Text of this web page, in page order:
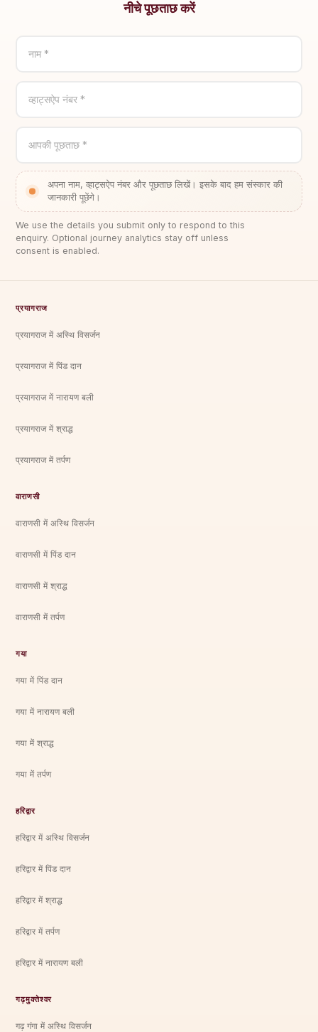
नीचे पूछताछ करें
नाम *
व्हाट्सऐप नंबर *
आपकी पूछताछ *
अपना नाम, व्हाट्सऐप नंबर और पूछताछ लिखें। इसके बाद हम संस्कार की
जानकारी पूछेंगे।
We use the details you submit only to respond to this
enquiry. Optional journey analytics stay off unless
consent is enabled.
प्रयागराज
प्रयागराज में अस्थि विसर्जन
प्रयागराज में पिंड दान
प्रयागराज में नारायण बली
प्रयागराज में श्राद्ध
प्रयागराज में तर्पण
वाराणसी
वाराणसी में अस्थि विसर्जन
वाराणसी में पिंड दान
वाराणसी में श्राद्ध
वाराणसी में तर्पण
गया
गया में पिंड दान
गया में नारायण बली
गया में श्राद्ध
गया में तर्पण
हरिद्वार
हरिद्वार में अस्थि विसर्जन
हरिद्वार में पिंड दान
हरिद्वार में श्राद्ध
हरिद्वार में तर्पण
हरिद्वार में नारायण बली
गढ़मुक्तेश्वर
गढ़ गंगा में अस्थि विसर्जन